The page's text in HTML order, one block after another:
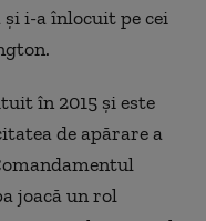
i-a înlocuit pe cei
în 2015 și este
de apărare a
joacă un rol